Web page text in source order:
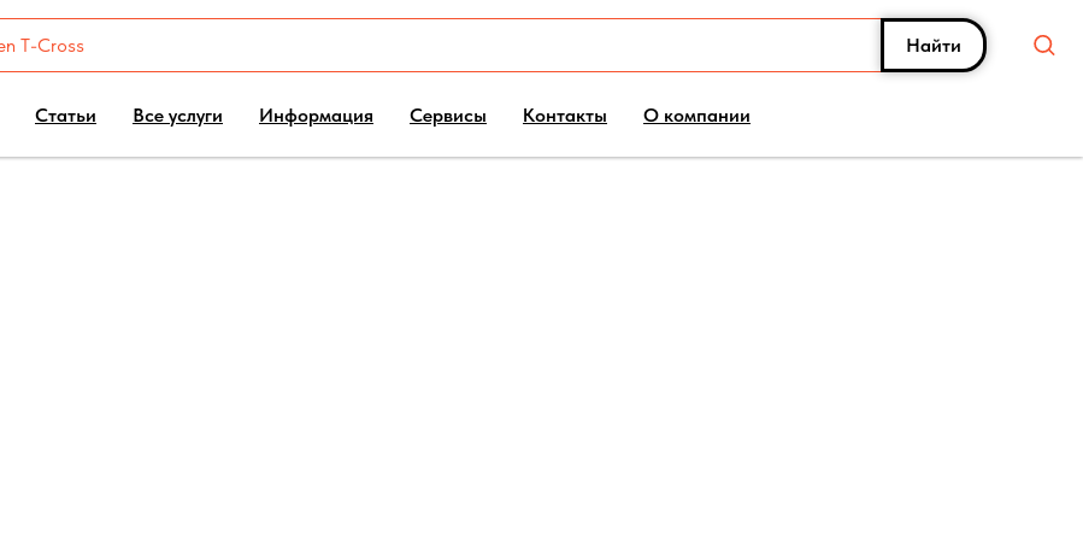
Найти
Статьи Все услуги Информация Сервисы Контакты О компании